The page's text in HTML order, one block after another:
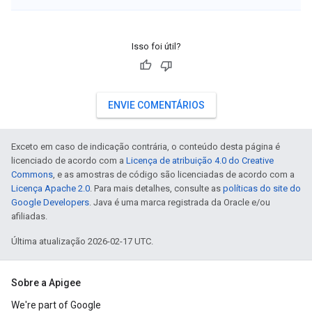
Isso foi útil?
ENVIE COMENTÁRIOS
Exceto em caso de indicação contrária, o conteúdo desta página é
licenciado de acordo com a Licença de atribuição 4.0 do Creative
Commons, e as amostras de código são licenciadas de acordo com a
Licença Apache 2.0. Para mais detalhes, consulte as políticas do site do
Google Developers. Java é uma marca registrada da Oracle e/ou
afiliadas.
Última atualização 2026-02-17 UTC.
Sobre a Apigee
We're part of Google